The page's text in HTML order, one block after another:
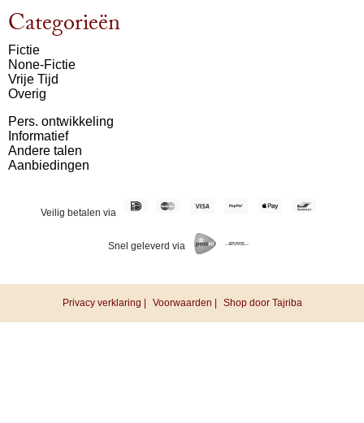
Categorieën
Fictie
None-Fictie
Vrije Tijd
Overig
Pers. ontwikkeling
Informatief
Andere talen
Aanbiedingen
Veilig betalen via
Snel geleverd via
Privacy verklaring | Voorwaarden | Shop door Tajriba